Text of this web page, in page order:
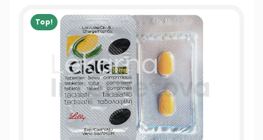
Top!